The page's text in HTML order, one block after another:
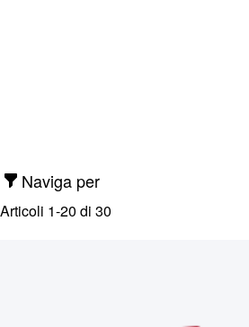
Naviga per
Articoli 1-20 di 30